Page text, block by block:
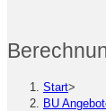
Start>
BU